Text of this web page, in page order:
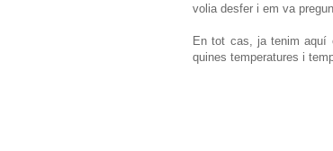
volia desfer i em va
En tot cas, ja tenim aquí
quines temperatures i